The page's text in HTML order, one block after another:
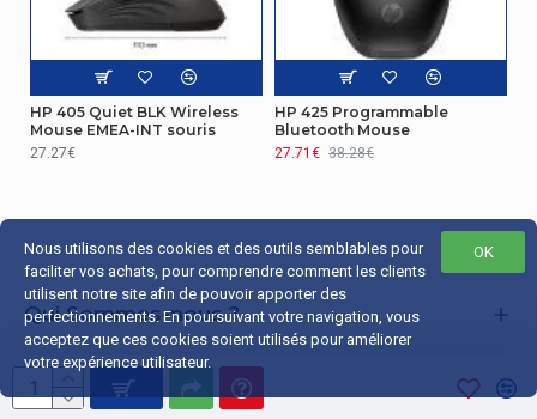
HP 405 Quiet BLK Wireless
Mouse EMEA-INT souris
27.27€
HP 425 Programmable
Bluetooth Mouse
27.71€ 38.28€
Qui Sommes-nous ?
Liens Utiles
OK
Nous utilisons des cookies et des outils semblables pour
faciliter vos achats, pour comprendre comment les clients
utilisent notre site afin de pouvoir apporter des
perfectionnements. En poursuivant votre navigation, vous
acceptez que ces cookies soient utilisés pour améliorer
votre expérience utilisateur.